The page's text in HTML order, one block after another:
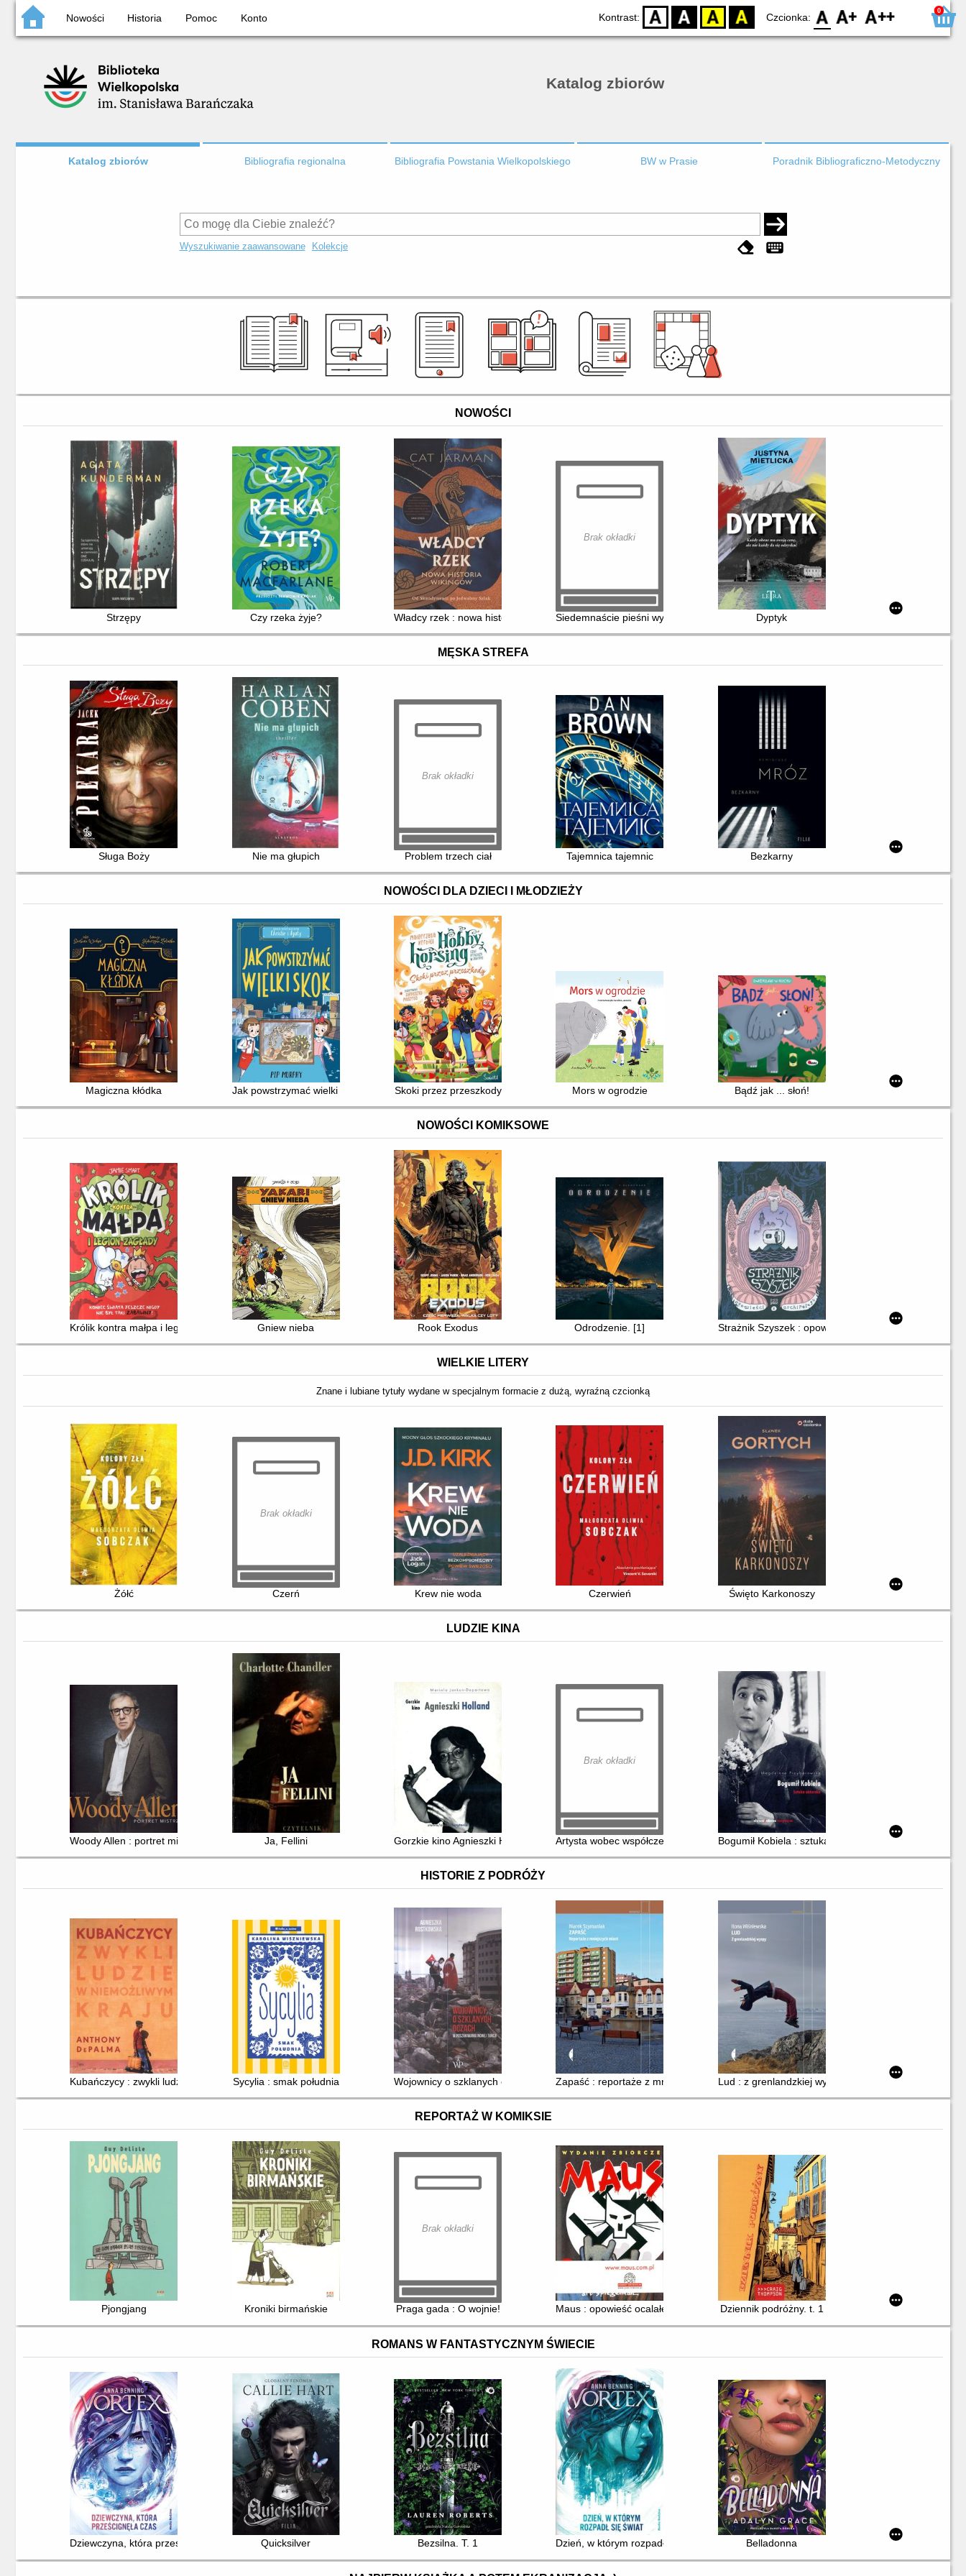
Nowości Historia Pomoc Konto Kontrast: D BW YB BY Czcionka: F0 F1 F2 0
Katalog zbiorów
Katalog zbiorów Bibliografia regionalna Bibliografia Powstania Wielkopolskiego BW w Prasie Poradnik Bibliograficzno-Metodyczny
Wyszukiwanie zaawansowane Kolekcje
NOWOŚCI
Strzępy Czy rzeka żyje? Władcy rzek : nowa historia wikingów
Brak okładki
Siedemnaście pieśni wyprowadzonych z przypadku
Dyptyk
MĘSKA STREFA
Sługa Boży Nie ma głupich
Brak okładki
Problem trzech ciał Tajemnica tajemnic Bezkarny
NOWOŚCI DLA DZIECI I MŁODZIEŻY
Magiczna kłódka Jak powstrzymać wielki skok Skoki przez przeszkody Mors w ogrodzie Bądź jak ... słoń!
NOWOŚCI KOMIKSOWE
Królik kontra małpa i legion zagłady Gniew nieba Rook Exodus Odrodzenie. [1] Strażnik Szyszek : opowieści archipelagu
WIELKIE LITERY
Znane i lubiane tytuły wydane w specjalnym formacie z dużą, wyraźną czcionką
Żółć
Brak okładki
Czerń Krew nie woda Czerwień Święto Karkonoszy
LUDZIE KINA
Woody Allen : portret mistrza Ja, Fellini Gorzkie kino Agnieszki Holland
Brak okładki
Artysta wobec współczesności : o Zanussim inniBogumił Kobiela : sztuka aktorska
HISTORIE Z PODRÓŻY
Kubańczycy : zwykli ludzie w niemożliwym krajuSycylia : smak południa Wojownicy o szklanych oczach : w poszukiwaniu nowej Turcji
Zapaść : reportaże z mniejszych miastLud : z grenlandzkiej wyspy
REPORTAŻ W KOMIKSIE
Pjongjang Kroniki birmańskie
Brak okładki
Praga gada : O wojnie! Maus : opowieść ocalałego. 1, 2, Dziennik podróżny. t. 1
ROMANS W FANTASTYCZNYM ŚWIECIE
Dziewczyna, która prześcignęła czas Quicksilver Bezsilna. T. 1 Dzień, w którym rozpadł się świat Belladonna